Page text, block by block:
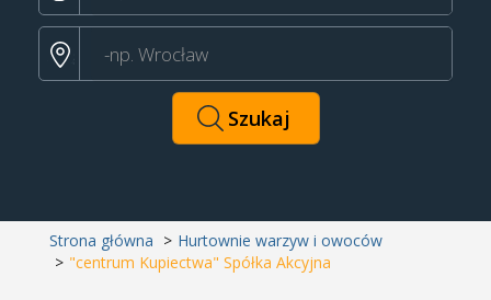
Strona główna
Hurtownie warzyw i owoców
"centrum Kupiectwa" Spółka Akcyjna